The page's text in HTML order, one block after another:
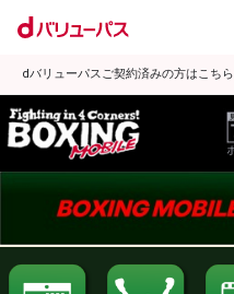
dバリューパスご契約済みの方はこちら